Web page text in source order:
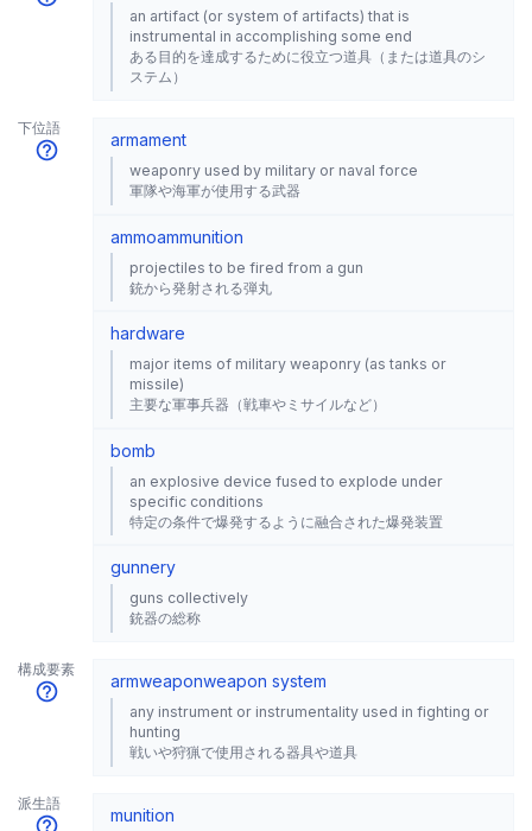
an artifact (or system of artifacts) that is
instrumental in accomplishing some end
ある目的を達成するために役立つ道具（または道具のシ
ステム）
下位語
armament
weaponry used by military or naval force
軍隊や海軍が使用する武器
ammoammunition
projectiles to be fired from a gun
銃から発射される弾丸
hardware
major items of military weaponry (as tanks or
missile)
主要な軍事兵器（戦車やミサイルなど）
bomb
an explosive device fused to explode under
specific conditions
特定の条件で爆発するように融合された爆発装置
gunnery
guns collectively
銃器の総称
構成要素
armweaponweapon system
any instrument or instrumentality used in fighting or
hunting
戦いや狩猟で使用される器具や道具
派生語
munition